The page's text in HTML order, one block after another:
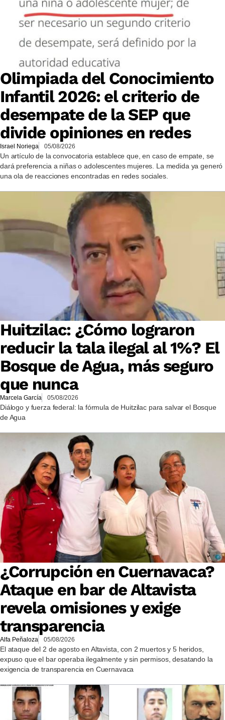
Olimpiada del Conocimiento
Infantil 2026: el criterio de
desempate de la SEP que
divide opiniones en redes
Israel Noriega 05/08/2026
Un artículo de la convocatoria establece que, en caso de empate, se
dará preferencia a niñas o adolescentes mujeres. La medida ya generó
una ola de reacciones encontradas en redes sociales.
Huitzilac: ¿Cómo lograron
reducir la tala ilegal al 1%? El
Bosque de Agua, más seguro
que nunca
Marcela García 05/08/2026
Diálogo y fuerza federal: la fórmula de Huitzilac para salvar el Bosque
de Agua
¿Corrupción en Cuernavaca?
Ataque en bar de Altavista
revela omisiones y exige
transparencia
Alfa Peñaloza 05/08/2026
El ataque del 2 de agosto en Altavista, con 2 muertos y 5 heridos,
expuso que el bar operaba ilegalmente y sin permisos, desatando la
exigencia de transparencia en Cuernavaca